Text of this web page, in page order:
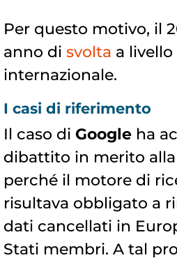
Per questo motivo, il
anno di svolta a
internazionale.
I casi di riferimento
Il caso di Google ha
dibattito in merito
perché il motore di
risultava obbligato a
dati cancellati in
Stati membri. A tal